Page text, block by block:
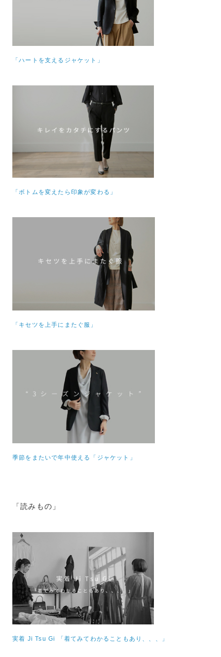
「ハートを支えるジャケット」
「ボトムを変えたら印象が変わる」
「キセツを上手にまたぐ服」
季節をまたいで年中使える「ジャケット」
「読みもの」
実着 Ji Tsu Gi 「着てみてわかることもあり、、、」